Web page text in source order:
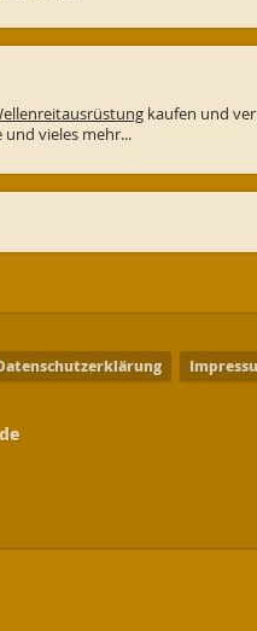
kaufen und
vieles mehr...